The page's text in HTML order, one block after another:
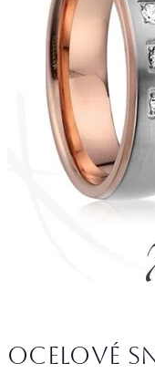
Ocelové